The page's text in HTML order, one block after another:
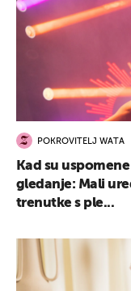
POKROVITELJ WATA
Kad su
gledanje: Mali
trenutke s ple...